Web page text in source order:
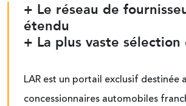
+ Le réseau de
étendu
+ La plus vaste
LAR est un portail exclusif destinée
concessionnaires automobiles